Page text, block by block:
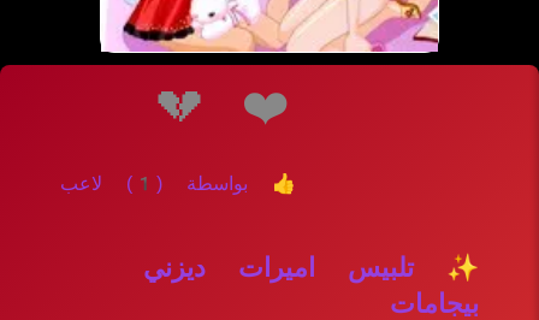
❤️
💔
👍 بواسطة (1) لاعب
✨ تلبيس اميرات ديزني
بيجامات